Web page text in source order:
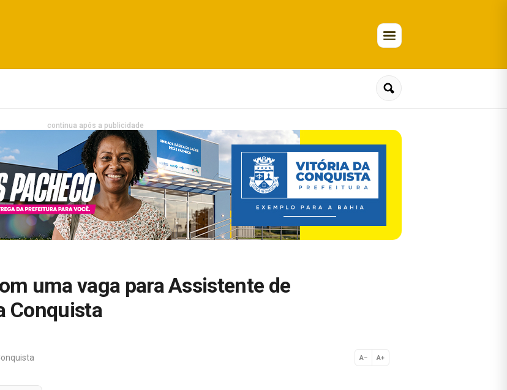
continua após a publicidade
uma vaga para Assistente de
Conquista
A− A+
Normal